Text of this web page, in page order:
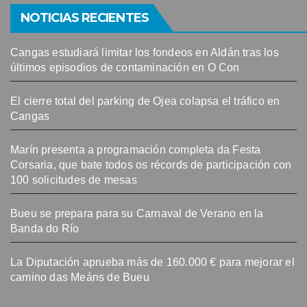
NOTICIAS RECIENTES
Cangas estudiará limitar los fondeos en Aldán tras los
últimos episodios de contaminación en O Con
El cierre total del parking de Ojea colapsa el tráfico en
Cangas
Marín presenta a programación completa da Festa
Corsaria, que bate todos os récords de participación con
100 solicitudes de mesas
Bueu se prepara para su Carnaval de Verano en la
Banda do Río
La Diputación aprueba más de 160.000 € para mejorar el
camino das Meáns de Bueu